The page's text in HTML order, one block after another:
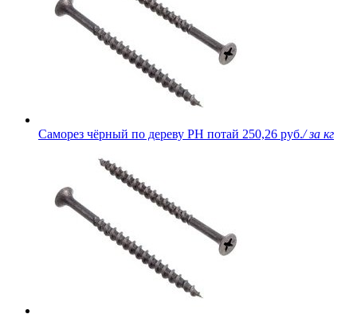
Саморез чёрный по дереву PH потай 250,26 руб./ за кг